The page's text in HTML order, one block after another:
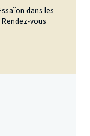
dans les
vous